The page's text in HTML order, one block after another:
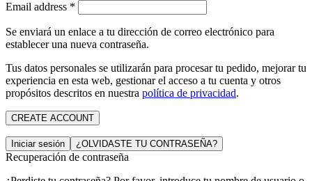
Email address *
Se enviará un enlace a tu dirección de correo electrónico para
establecer una nueva contraseña.
Tus datos personales se utilizarán para procesar tu pedido, mejorar tu
experiencia en esta web, gestionar el acceso a tu cuenta y otros
propósitos descritos en nuestra política de privacidad.
CREATE ACCOUNT
Iniciar sesión ¿OLVIDASTE TU CONTRASEÑA?
Recuperación de contraseña